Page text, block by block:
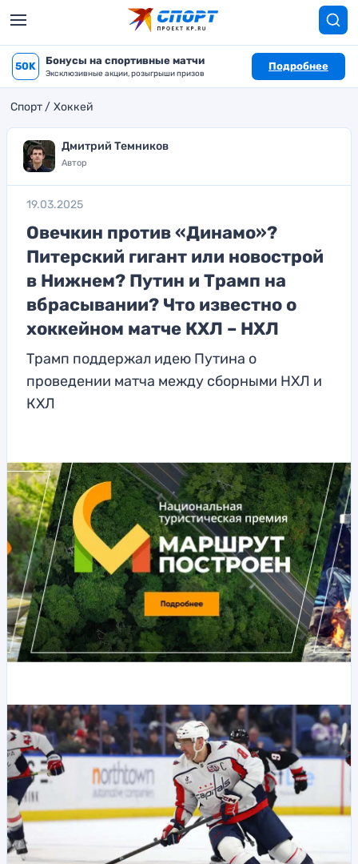
50K Бонусы на спортивные матчи
Эксклюзивные акции, розыгрыши призов
Подробнее
Спорт Хоккей
Дмитрий Темников
Автор
19.03.2025
Овечкин против «Динамо»?
Питерский гигант или новострой
в Нижнем? Путин и Трамп на
вбрасывании? Что известно о
хоккейном матче КХЛ – НХЛ
Трамп поддержал идею Путина о
проведении матча между сборными НХЛ и
КХЛ